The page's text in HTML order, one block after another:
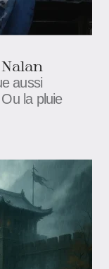
aussi
la pluie